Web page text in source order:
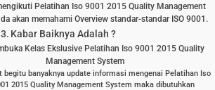
Pelatihan Iso 9001 2015 Quality Management
akan memahami Overview standar-standar ISO 9001.
Kabar Baiknya Adalah ?
Kelas Ekslusive Pelatihan Iso 9001 2015 Quality
Management System
begitu banyaknya update informasi mengenai Pelatihan Iso
2015 Quality Management System maka dibutuhkan